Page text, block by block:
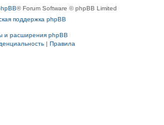
® Forum Software © phpBB Limited
поддержка phpBB
и расширения phpBB
| Правила